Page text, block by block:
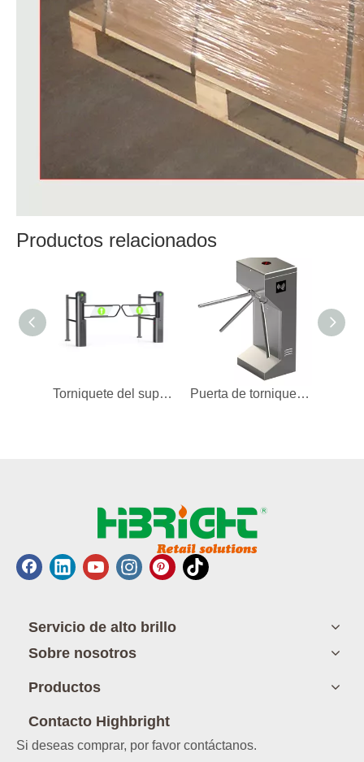
Productos relacionados
Torniquete del supermercado del nuevo diseño 2026 Puerta de torniquete de seguridad con lector de tarjetas
Servicio de alto brillo
Sobre nosotros
Productos
Contacto Highbright
Si deseas comprar, por favor contáctanos.